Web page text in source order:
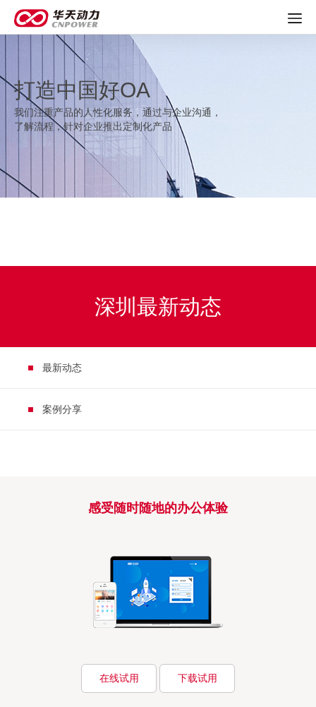
打造中国好OA
我们注重产品的人性化服务，通过与企业沟通，
了解流程，针对企业推出定制化产品
深圳最新动态
最新动态
案例分享
感受随时随地的办公体验
在线试用 下载试用